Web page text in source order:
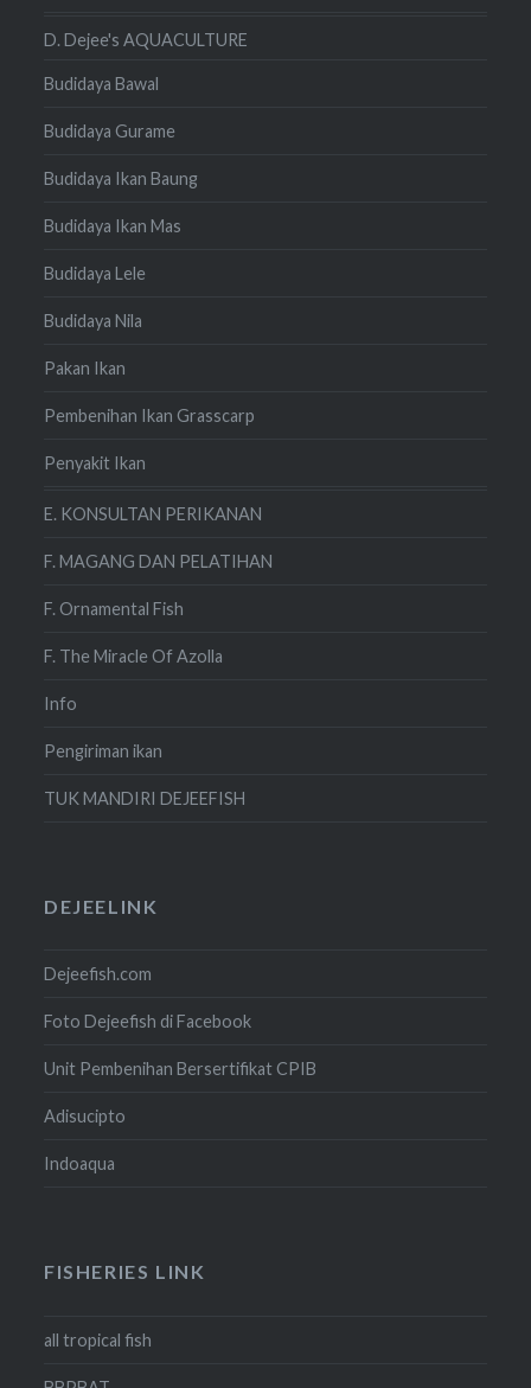
D. Dejee's AQUACULTURE
Budidaya Bawal
Budidaya Gurame
Budidaya Ikan Baung
Budidaya Ikan Mas
Budidaya Lele
Budidaya Nila
Pakan Ikan
Pembenihan Ikan Grasscarp
Penyakit Ikan
E. KONSULTAN PERIKANAN
F. MAGANG DAN PELATIHAN
F. Ornamental Fish
F. The Miracle Of Azolla
Info
Pengiriman ikan
TUK MANDIRI DEJEEFISH
DEJEELINK
Dejeefish.com
Foto Dejeefish di Facebook
Unit Pembenihan Bersertifikat CPIB
Adisucipto
Indoaqua
FISHERIES LINK
all tropical fish